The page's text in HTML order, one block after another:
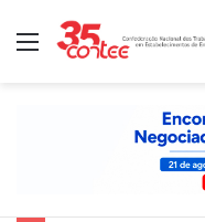
Menu